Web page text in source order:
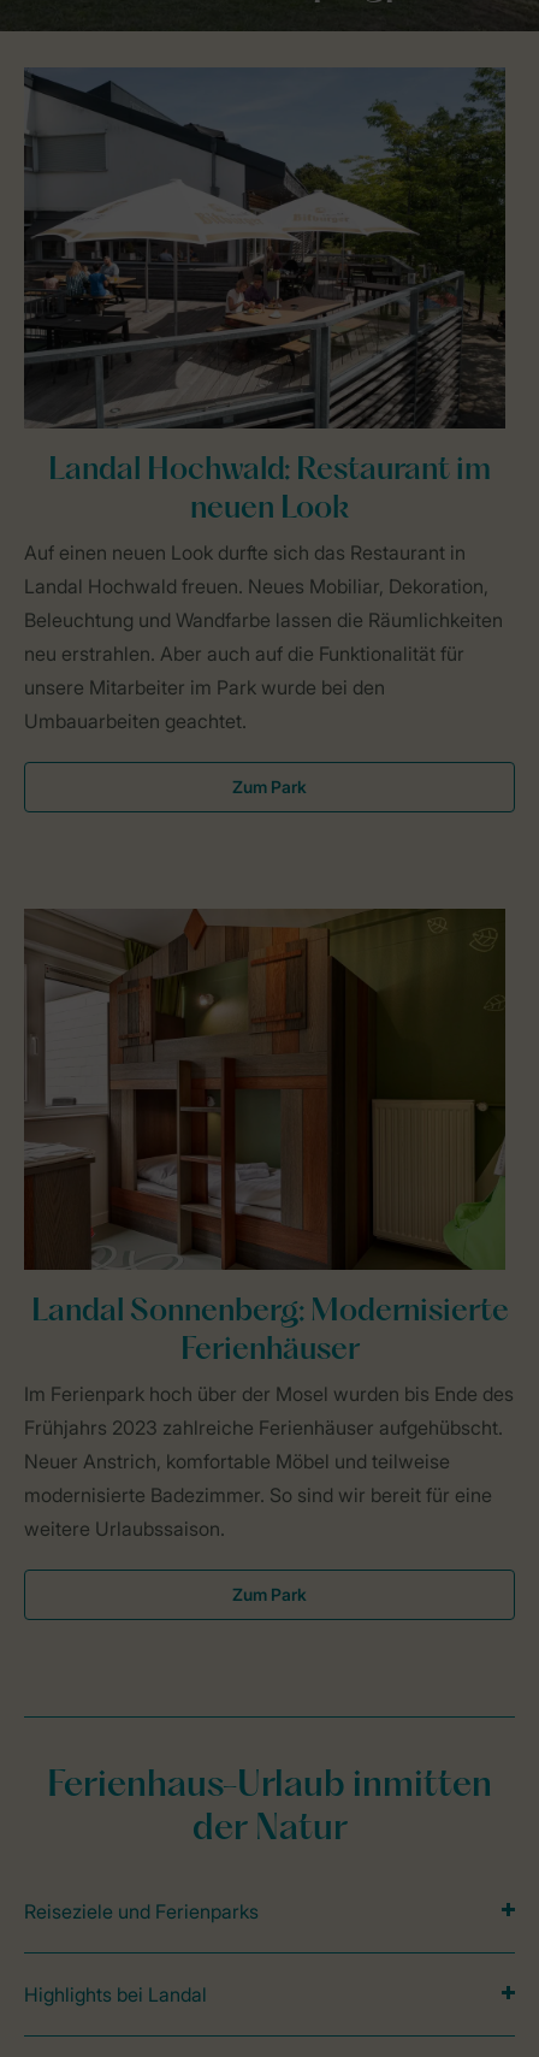
Landal Hochwald: Restaurant im
neuen Look
Auf einen neuen Look durfte sich das Restaurant in
Landal Hochwald freuen. Neues Mobiliar, Dekoration,
Beleuchtung und Wandfarbe lassen die Räumlichkeiten
neu erstrahlen. Aber auch auf die Funktionalität für
unsere Mitarbeiter im Park wurde bei den
Umbauarbeiten geachtet.
Zum Park
Landal Sonnenberg: Modernisierte
Ferienhäuser
Im Ferienpark hoch über der Mosel wurden bis Ende des
Frühjahrs 2023 zahlreiche Ferienhäuser aufgehübscht.
Neuer Anstrich, komfortable Möbel und teilweise
modernisierte Badezimmer. So sind wir bereit für eine
weitere Urlaubssaison.
Zum Park
Ferienhaus-Urlaub inmitten
der Natur
Reiseziele und Ferienparks
Highlights bei Landal